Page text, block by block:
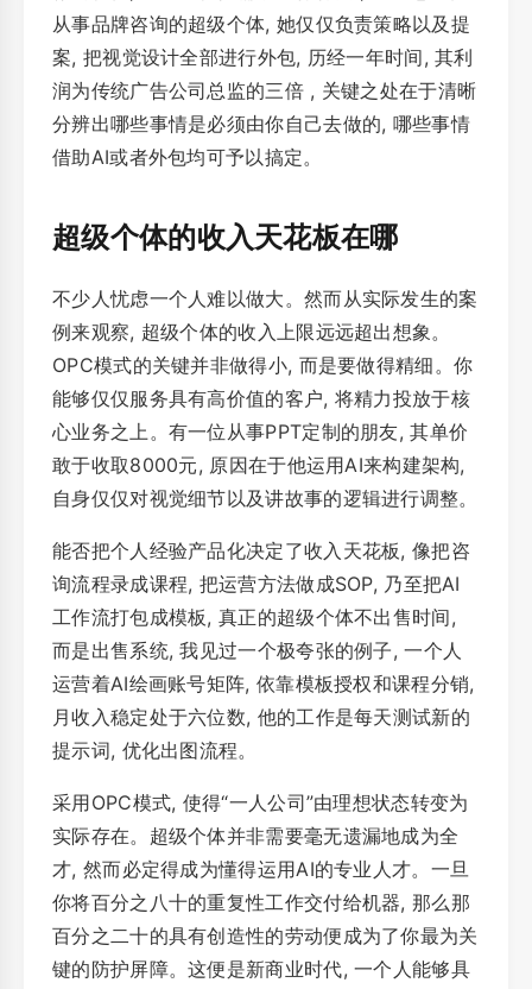
从事品牌咨询的超级个体, 她仅仅负责策略以及提
案, 把视觉设计全部进行外包, 历经一年时间, 其利
润为传统广告公司总监的三倍 , 关键之处在于清晰
分辨出哪些事情是必须由你自己去做的, 哪些事情
借助AI或者外包均可予以搞定。
超级个体的收入天花板在哪
不少人忧虑一个人难以做大。然而从实际发生的案
例来观察, 超级个体的收入上限远远超出想象。
OPC模式的关键并非做得小, 而是要做得精细。你
能够仅仅服务具有高价值的客户, 将精力投放于核
心业务之上。有一位从事PPT定制的朋友, 其单价
敢于收取8000元, 原因在于他运用AI来构建架构,
自身仅仅对视觉细节以及讲故事的逻辑进行调整。
能否把个人经验产品化决定了收入天花板, 像把咨
询流程录成课程, 把运营方法做成SOP, 乃至把AI
工作流打包成模板, 真正的超级个体不出售时间,
而是出售系统, 我见过一个极夸张的例子, 一个人
运营着AI绘画账号矩阵, 依靠模板授权和课程分销,
月收入稳定处于六位数, 他的工作是每天测试新的
提示词, 优化出图流程。
采用OPC模式, 使得“一人公司”由理想状态转变为
实际存在。超级个体并非需要毫无遗漏地成为全
才, 然而必定得成为懂得运用AI的专业人才。一旦
你将百分之八十的重复性工作交付给机器, 那么那
百分之二十的具有创造性的劳动便成为了你最为关
键的防护屏障。这便是新商业时代, 一个人能够具